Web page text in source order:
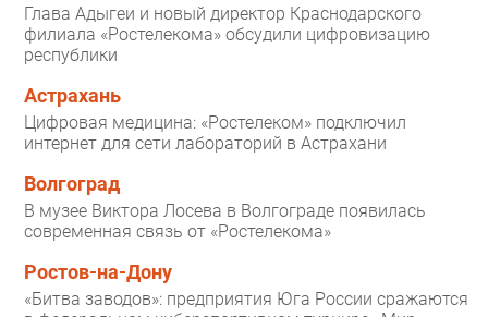
Глава Адыгеи и новый директор Краснодарского
филиала «Ростелекома» обсудили цифровизацию
республики
Астрахань
Цифровая медицина: «Ростелеком» подключил
интернет для сети лабораторий в Астрахани
Волгоград
В музее Виктора Лосева в Волгограде появилась
современная связь от «Ростелекома»
Ростов-на-Дону
«Битва заводов»: предприятия Юга России сражаются